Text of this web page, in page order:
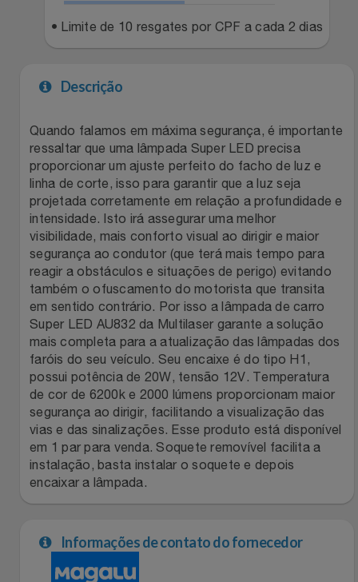
Jogos E Consoles
Malas E Mochilas
Mercado
Móveis
Natal
Notebooks E Tablet
Papelaria
Páscoa
Perfumaria
Perfume
Perfumes
Meu Resgate Favorito
Mondial
Mormaii
Multi
Natura
Netshoes
Perfumes & Cosméticos
Ponto Frio
Portal Das Malas
Porto Brasil
Safe – Escola De Aviação
Portal Das Malas
Renner
Sams Club
Topstore
• Limite de 10 resgates por CPF a cada 2 dias
Descrição
Quando falamos em máxima segurança, é importante
ressaltar que uma lâmpada Super LED precisa
proporcionar um ajuste perfeito do facho de luz e
linha de corte, isso para garantir que a luz seja
projetada corretamente em relação a profundidade e
intensidade. Isto irá assegurar uma melhor
visibilidade, mais conforto visual ao dirigir e maior
segurança ao condutor (que terá mais tempo para
reagir a obstáculos e situações de perigo) evitando
também o ofuscamento do motorista que transita
em sentido contrário. Por isso a lâmpada de carro
Super LED AU832 da Multilaser garante a solução
mais completa para a atualização das lâmpadas dos
faróis do seu veículo. Seu encaixe é do tipo H1,
possui potência de 20W, tensão 12V. Temperatura
de cor de 6200k e 2000 lúmens proporcionam maior
segurança ao dirigir, facilitando a visualização das
vias e das sinalizações. Esse produto está disponível
em 1 par para venda. Soquete removível facilita a
instalação, basta instalar o soquete e depois
encaixar a lâmpada.
Informações de contato do fornecedor